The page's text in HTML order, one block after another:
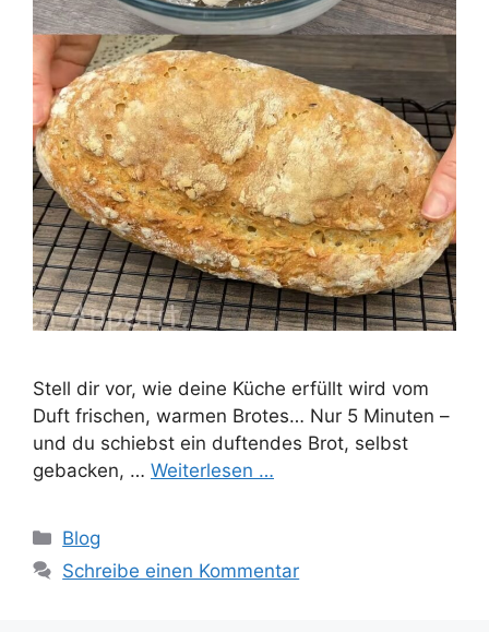
Stell dir vor, wie deine Küche erfüllt wird vom
Duft frischen, warmen Brotes… Nur 5 Minuten –
und du schiebst ein duftendes Brot, selbst
gebacken, … Weiterlesen …
Kategorien
Blog
Schreibe einen Kommentar